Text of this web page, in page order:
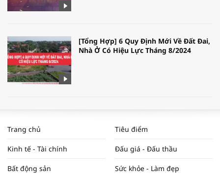
[Tổng Hợp] 6 Quy Định Mới Về Đất Đai,
Nhà Ở Có Hiệu Lực Tháng 8/2024
NAM NĂM 2024 VÀ NĂM 2025 | NHỊP
ĐẬP THỊ TRƯỜNG #62
Trang chủ Tiêu điểm
Kinh tế - Tài chính Đấu giá - Đấu thầu
Bất động sản Sức khỏe - Làm đẹp